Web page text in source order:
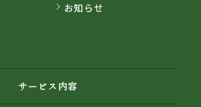
お知らせ
サービス内容